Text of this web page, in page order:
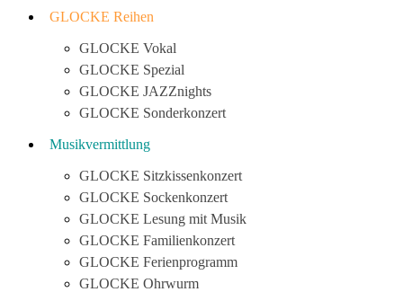
GLOCKE Reihen
GLOCKE Vokal
GLOCKE Spezial
GLOCKE JAZZnights
GLOCKE Sonderkonzert
Musikvermittlung
GLOCKE Sitzkissenkonzert
GLOCKE Sockenkonzert
GLOCKE Lesung mit Musik
GLOCKE Familienkonzert
GLOCKE Ferienprogramm
GLOCKE Ohrwurm